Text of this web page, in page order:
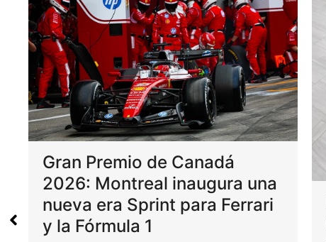
Gran Premio de Canadá
2026: Montreal inaugura una
nueva era Sprint para Ferrari
y la Fórmula 1